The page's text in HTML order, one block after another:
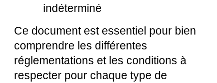
indéterminé
Ce document est essentiel pour bien
comprendre les différentes
réglementations et les conditions à
respecter pour chaque type de